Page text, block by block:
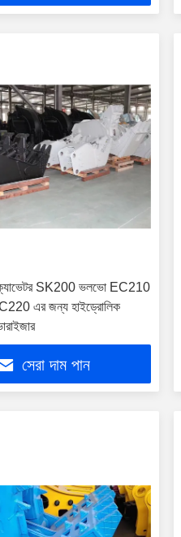
SK200 ভলভো EC210
এর জন্য হাইড্রোলিক
সেরা দাম পান